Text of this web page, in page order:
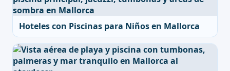
Hoteles con Piscinas para Niños en Mallorca